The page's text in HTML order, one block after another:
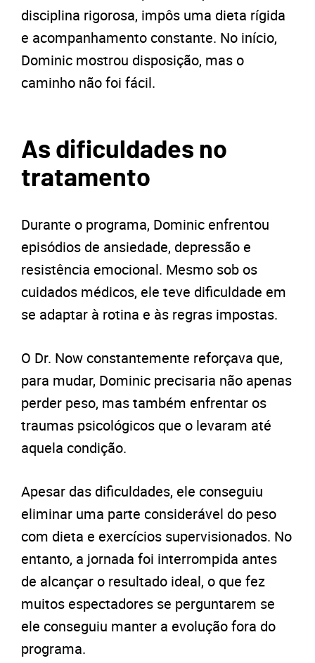
disciplina rigorosa, impôs uma dieta rígida
e acompanhamento constante. No início,
Dominic mostrou disposição, mas o
caminho não foi fácil.
As dificuldades no
tratamento
Durante o programa, Dominic enfrentou
episódios de ansiedade, depressão e
resistência emocional. Mesmo sob os
cuidados médicos, ele teve dificuldade em
se adaptar à rotina e às regras impostas.
O Dr. Now constantemente reforçava que,
para mudar, Dominic precisaria não apenas
perder peso, mas também enfrentar os
traumas psicológicos que o levaram até
aquela condição.
Apesar das dificuldades, ele conseguiu
eliminar uma parte considerável do peso
com dieta e exercícios supervisionados. No
entanto, a jornada foi interrompida antes
de alcançar o resultado ideal, o que fez
muitos espectadores se perguntarem se
ele conseguiu manter a evolução fora do
programa.